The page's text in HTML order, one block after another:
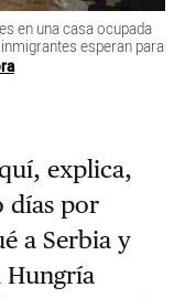
en una casa ocupada
esperan para
explica,
días por
a Serbia y
Hungría